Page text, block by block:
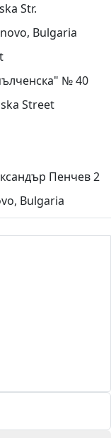
Str.
Bulgaria
№ 40
Street
Пенчев 2
Bulgaria